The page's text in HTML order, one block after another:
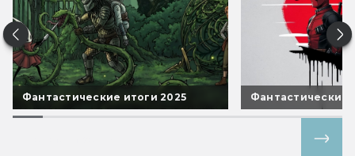
Фантастические итоги 2025 Фантастические